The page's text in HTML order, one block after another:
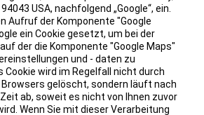
USA, nachfolgend „Google“, ein.
Aufruf der Komponente "Google
ein Cookie gesetzt, um bei der
der die Komponente "Google Maps"
und - daten zu
Cookie wird im Regelfall nicht durch
gelöscht, sondern läuft nach
ab, soweit es nicht von Ihnen zuvor
Wenn Sie mit dieser Verarbeitung